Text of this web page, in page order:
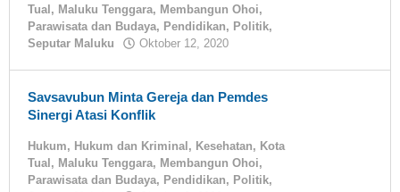
Tual , Maluku Tenggara, Membangun Ohoi,
Parawisata dan Budaya, Pendidikan, Politik,
Seputar Maluku
Oktober 12, 2020
Savsavubun Minta Gereja dan Pemdes
Sinergi Atasi Konflik
Hukum, Hukum dan Kriminal , Kesehatan, Kota
Tual , Maluku Tenggara, Membangun Ohoi,
Parawisata dan Budaya, Pendidikan, Politik,